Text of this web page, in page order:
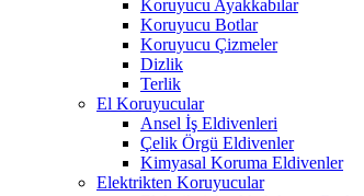
Koruyucu Ayakkabılar
Koruyucu Botlar
Koruyucu Çizmeler
Dizlik
Terlik
El Koruyucular
Ansel İş Eldivenleri
Çelik Örgü Eldivenler
Kimyasal Koruma Eldivenler
Elektrikten Koruyucular